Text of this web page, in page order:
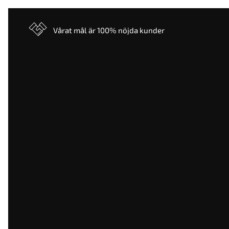
Vårat mål är 100% nöjda kunder